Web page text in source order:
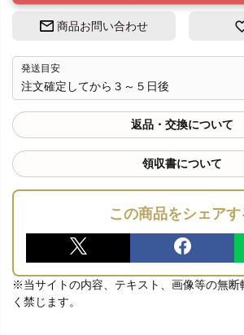
商品お問い合わせ
発送目安
注文確定してから３～５日後
返品・交換について
領収書について
この商品をシェアす
※当サイトの内容、テキスト、画像等の無断
く禁じます。